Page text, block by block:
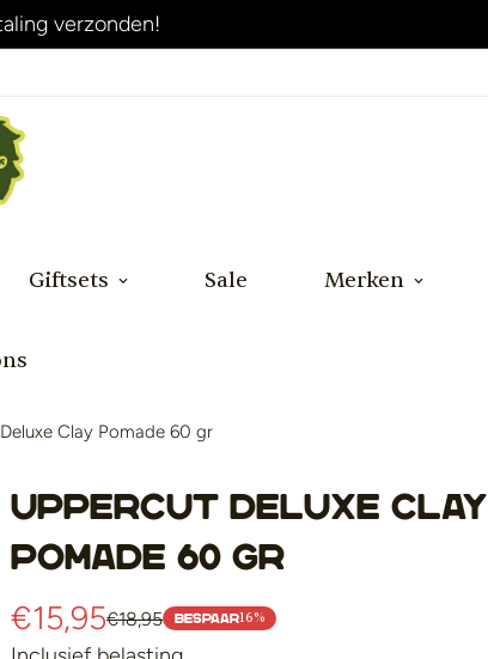
verzonden!
Giftsets Sale Merken
Clay Pomade 60 gr
Uppercut Deluxe Clay
Pomade 60 gr
Verkoopprijs
€15,95
Normale
€18,95 BESPAAR16%